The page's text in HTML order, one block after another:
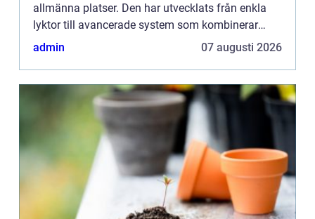
allmänna platser. Den har utvecklats från enkla
lyktor till avancerade system som kombinerar
hållbarhet,...
admin 07 augusti 2026